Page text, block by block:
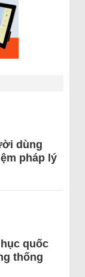
dùng
pháp lý
quốc
thống